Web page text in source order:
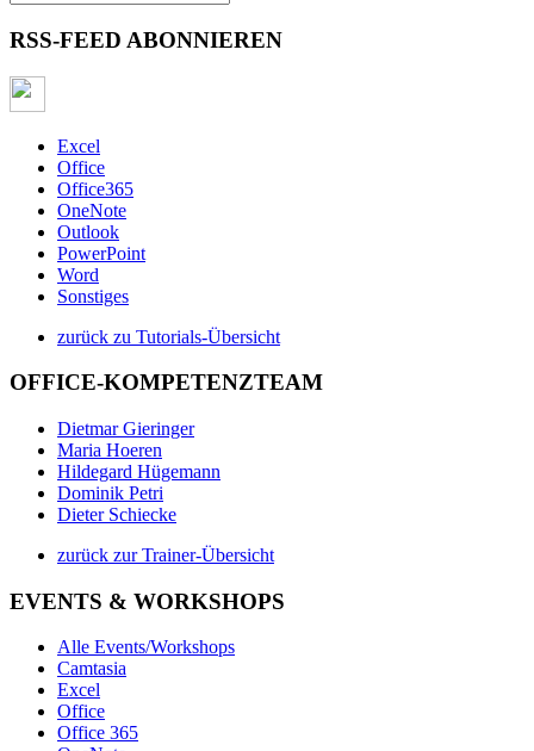
RSS-FEED ABONNIEREN
Excel
Office
Office365
OneNote
Outlook
PowerPoint
Word
Sonstiges
zurück zu Tutorials-Übersicht
OFFICE-KOMPETENZTEAM
Dietmar Gieringer
Maria Hoeren
Hildegard Hügemann
Dominik Petri
Dieter Schiecke
zurück zur Trainer-Übersicht
EVENTS & WORKSHOPS
Alle Events/Workshops
Camtasia
Excel
Office
Office 365